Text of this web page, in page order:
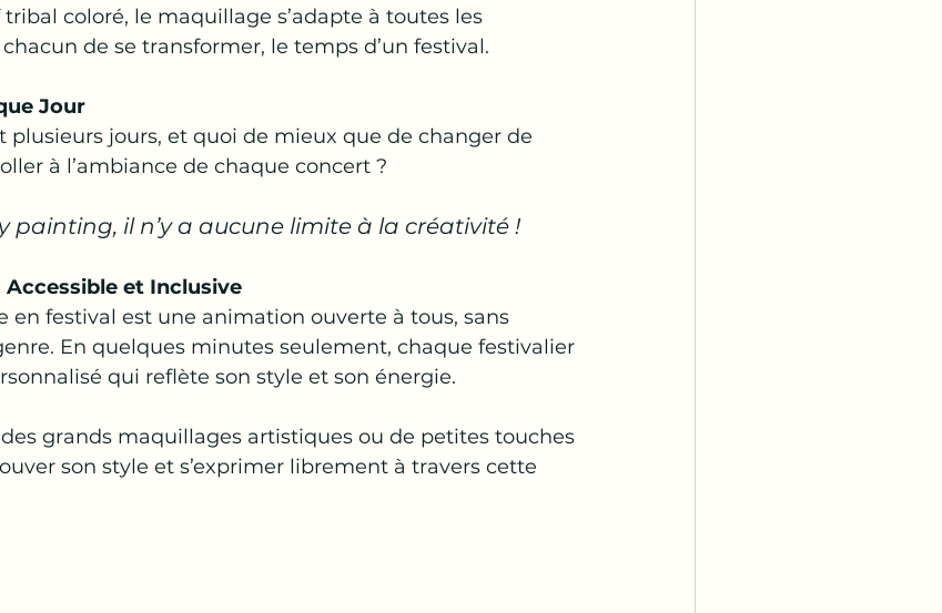
coloré, le maquillage s’adapte à toutes les
de se transformer, le temps d’un festival.
Jour
plusieurs jours, et quoi de mieux que de changer de
à l’ambiance de chaque concert ?
painting, il n’y a aucune limite à la créativité !
et Inclusive
en festival est une animation ouverte à tous, sans
En quelques minutes seulement, chaque festivalier
qui reflète son style et son énergie.
grands maquillages artistiques ou de petites touches
son style et s’exprimer librement à travers cette